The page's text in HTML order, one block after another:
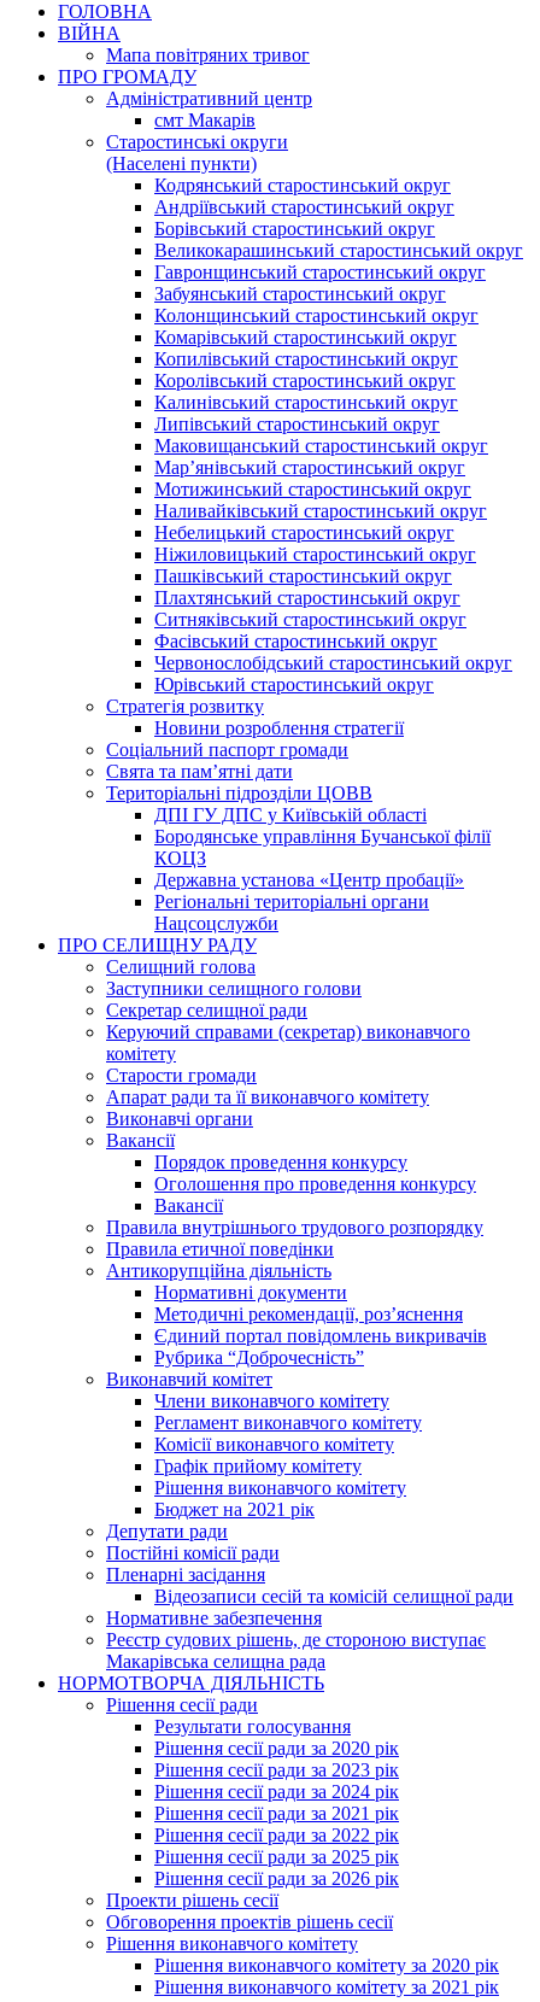
ГОЛОВНА
ВІЙНА
Мапа повітряних тривог
ПРО ГРОМАДУ
Aдміністративний центр
смт Макарів
Старостинські округи
(Населені пункти)
Кодрянський старостинський округ
Андріївський старостинський округ
Борівський старостинський округ
Великокарашинський старостинський округ
Гавронщинський старостинський округ
Забуянський старостинський округ
Колонщинський старостинський округ
Комарівський старостинський округ
Копилівський старостинський округ
Королівський старостинський округ
Калинівський старостинський округ
Липівський старостинський округ
Маковищанський старостинський округ
Мар’янівський старостинський округ
Мотижинський старостинський округ
Наливайківський старостинський округ
Небелицький старостинський округ
Ніжиловицький старостинський округ
Пашківський старостинський округ
Плахтянський старостинський округ
Ситняківський старостинський округ
Фасівський старостинський округ
Червонослобідський старостинський округ
Юрівський старостинський округ
Стратегія розвитку
Новини розроблення стратегії
Соціальний паспорт громади
Свята та пам’ятні дати
Територіальні підрозділи ЦОВВ
ДПІ ГУ ДПС у Київській області
Бородянське управління Бучанської філії
КОЦЗ
Державна установа «Центр пробації»
Регіональні територіальні органи
Нацсоцслужби
ПРО СЕЛИЩНУ РАДУ
Селищний голова
Заступники селищного голови
Секретар селищної ради
Керуючий справами (секретар) виконавчого
комітету
Старости громади
Апарат ради та її виконавчого комітету
Виконавчі органи
Вакансії
Порядок проведення конкурсу
Оголошення про проведення конкурсу
Вакансії
Правила внутрішнього трудового розпорядку
Правила етичної поведінки
Антикорупційна діяльність
Нормативні документи
Методичні рекомендації, роз’яснення
Єдиний портал повідомлень викривачів
Рубрика “Доброчесність”
Виконавчий комітет
Члени виконавчого комітету
Регламент виконавчого комітету
Комісії виконавчого комітету
Графік прийому комітету
Рішення виконавчого комітету
Бюджет на 2021 рік
Депутати ради
Постійні комісії ради
Пленарні засідання
Відеозаписи сесій та комісій селищної ради
Нормативне забезпечення
Реєстр судових рішень, де стороною виступає
Макарівська селищна рада
НОРМОТВОРЧА ДІЯЛЬНІСТЬ
Рішення сесії ради
Результати голосування
Рішення сесії ради за 2020 рік
Рішення сесії ради за 2023 рік
Рішення сесії ради за 2024 рік
Рішення сесії ради за 2021 рік
Рішення сесії ради за 2022 рік
Рішення сесії ради за 2025 рік
Рішення сесії ради за 2026 рік
Проекти рішень сесії
Обговорення проектів рішень сесії
Рішення виконавчого комітету
Рішення виконавчого комітету за 2020 рік
Рішення виконавчого комітету за 2021 рік